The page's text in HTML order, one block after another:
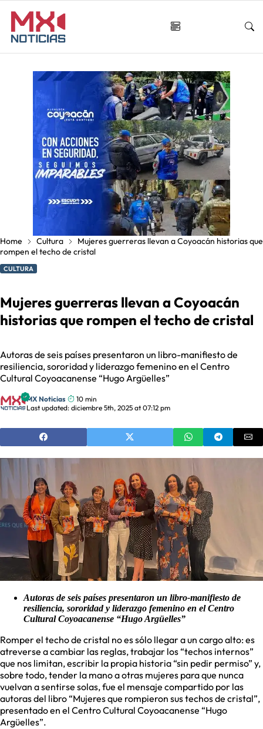
Home Cultura
Mujeres guerreras llevan a Coyoacán historias que
rompen el techo de cristal
CULTURA
Mujeres guerreras llevan a Coyoacán
historias que rompen el techo de cristal
Autoras de seis países presentaron un libro-manifiesto de
resiliencia, sororidad y liderazgo femenino en el Centro
Cultural Coyoacanense “Hugo Argüelles”
MX Noticias
10 min
Last updated: diciembre 5th, 2025 at 07:12 pm
Autoras de seis países presentaron un libro-manifiesto de
resiliencia, sororidad y liderazgo femenino en el Centro
Cultural Coyoacanense “Hugo Argüelles”
Romper el techo de cristal no es sólo llegar a un cargo alto: es
atreverse a cambiar las reglas, trabajar los “techos internos”
que nos limitan, escribir la propia historia “sin pedir permiso” y,
sobre todo, tender la mano a otras mujeres para que nunca
vuelvan a sentirse solas, fue el mensaje compartido por las
autoras del libro “Mujeres que rompieron sus techos de cristal”,
presentado en el Centro Cultural Coyoacanense “Hugo
Argüelles”.